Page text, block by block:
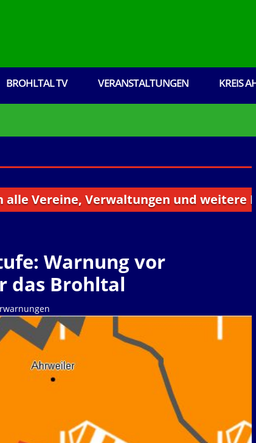
BROHLTAL TV VERANSTALTUNGEN KREIS
Verwaltungen und weitere
Warnung vor
das Brohltal